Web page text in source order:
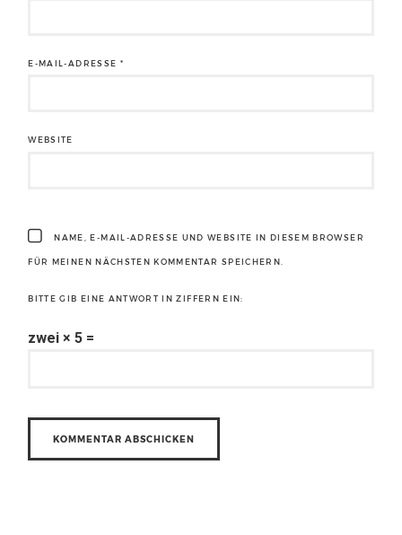
E-MAIL-ADRESSE *
WEBSITE
NAME, E-MAIL-ADRESSE UND WEBSITE IN DIESEM BROWSER
FÜR MEINEN NÄCHSTEN KOMMENTAR SPEICHERN.
BITTE GIB EINE ANTWORT IN ZIFFERN EIN:
zwei × 5 =